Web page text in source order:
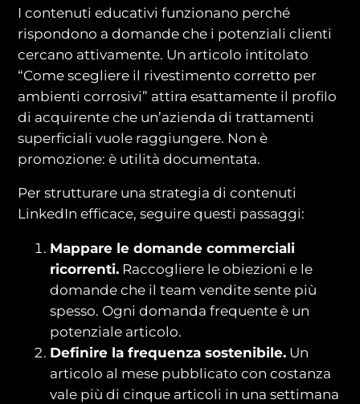
I contenuti educativi funzionano perché
rispondono a domande che i potenziali clienti
cercano attivamente. Un articolo intitolato
“Come scegliere il rivestimento corretto per
ambienti corrosivi” attira esattamente il profilo
di acquirente che un’azienda di trattamenti
superficiali vuole raggiungere. Non è
promozione: è utilità documentata.
Per strutturare una strategia di contenuti
LinkedIn efficace, seguire questi passaggi:
Mappare le domande commerciali
ricorrenti. Raccogliere le obiezioni e le
domande che il team vendite sente più
spesso. Ogni domanda frequente è un
potenziale articolo.
Definire la frequenza sostenibile. Un
articolo al mese pubblicato con costanza
vale più di cinque articoli in una settimana